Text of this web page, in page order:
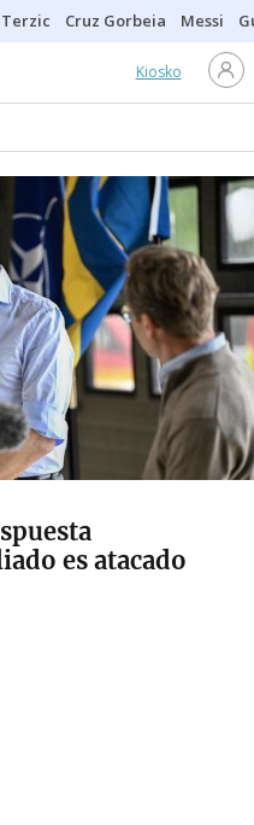
Terzic Cruz Gorbeia Messi
Kiosko
es atacado